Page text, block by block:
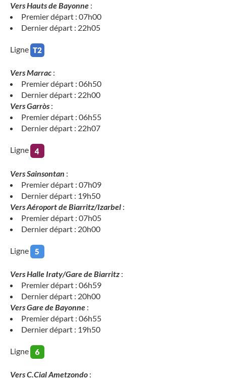
Vers Hauts de Bayonne :
Premier départ : 07h00
Dernier départ : 22h05
Ligne
Vers Marrac :
Premier départ : 06h50
Dernier départ : 22h00
Vers Garròs :
Premier départ : 06h55
Dernier départ : 22h07
Ligne
Vers Sainsontan :
Premier départ : 07h09
Dernier départ : 19h50
Vers Aéroport de Biarritz/Izarbel :
Premier départ : 07h05
Dernier départ : 20h00
Ligne
Vers Halle Iraty/Gare de Biarritz :
Premier départ : 06h59
Dernier départ : 20h00
Vers Gare de Bayonne :
Premier départ : 06h55
Dernier départ : 19h50
Ligne
Vers C.Cial Ametzondo :